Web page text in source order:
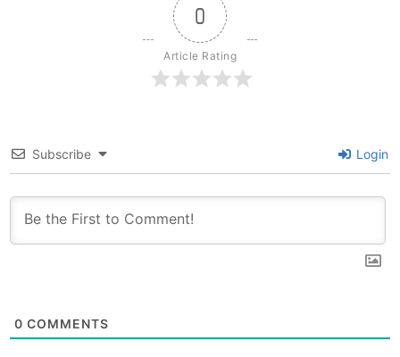
0
Article Rating
Subscribe Login
0 COMMENTS